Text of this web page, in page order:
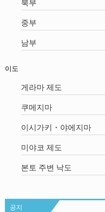
북부
중부
남부
이도
게라마 제도
쿠메지마
이시가키・야에지마
미야코 제도
본토 주변 낙도
공지